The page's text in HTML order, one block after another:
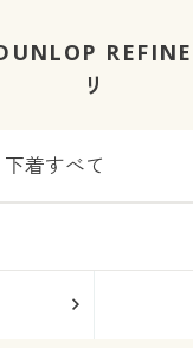
リ
着すべて